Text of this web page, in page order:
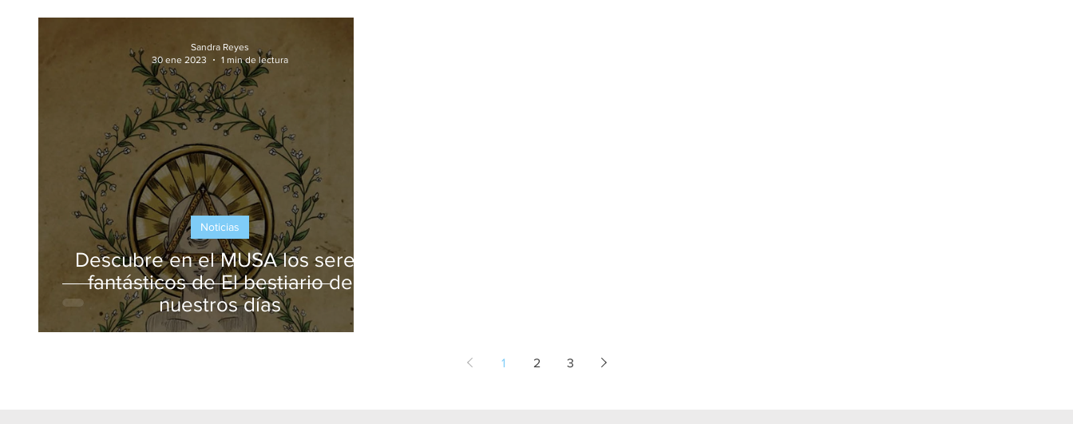
Descubre en el MUSA los seres
fantásticos de El bestiario de
nuestros días
Noticias
Sandra Reyes
30 ene 2023
1 min de lectura
1 2 3